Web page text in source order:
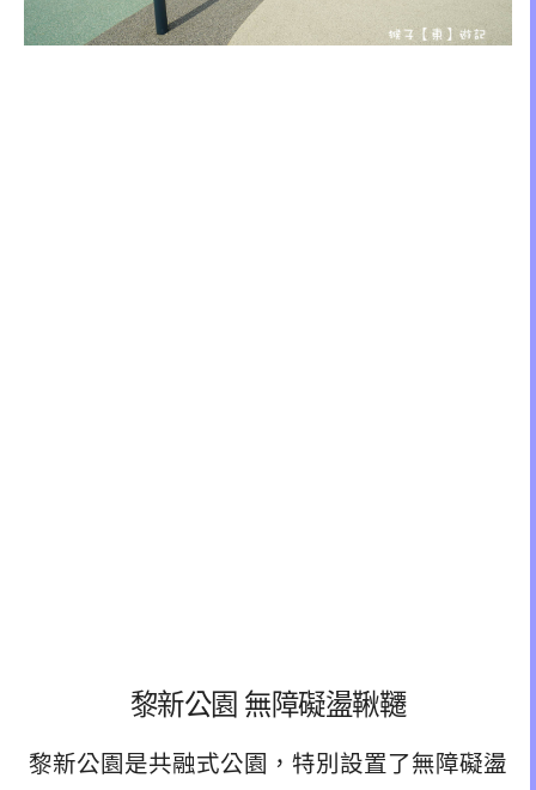
黎新公園 無障礙盪鞦韆
黎新公園是共融式公園，特別設置了無障礙盪